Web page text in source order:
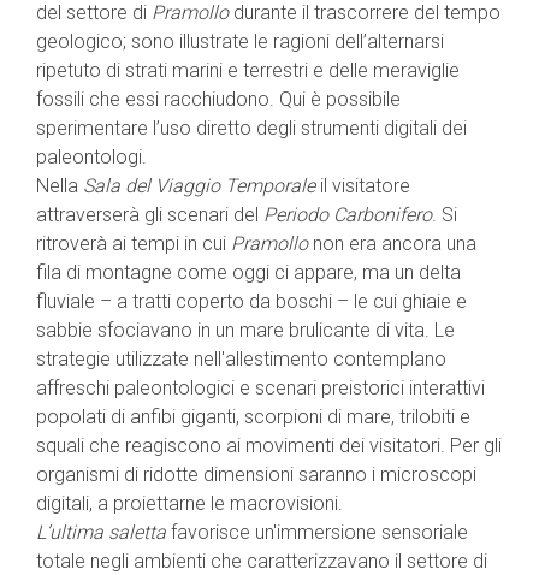
del settore di Pramollodurante il trascorrere del tempo
geologico; sono illustrate le ragioni dell’alternarsi
ripetuto di strati marini e terrestri e delle meraviglie
fossili che essi racchiudono. Qui è possibile
sperimentare l’uso diretto degli strumenti digitali dei
paleontologi.
Nella Sala del Viaggio Temporaleil visitatore
attraverserà gli scenari del Periodo Carbonifero. Si
ritroverà ai tempi in cui Pramollo non era ancora una
fila di montagne come oggi ci appare, ma un delta
fluviale – a tratti coperto da boschi – le cui ghiaie e
sabbie sfociavano in un mare brulicante di vita. Le
strategie utilizzate nell'allestimento contemplano
affreschi paleontologici e scenari preistorici interattivi
popolati di anfibi giganti, scorpioni di mare, trilobiti e
squali che reagiscono ai movimenti dei visitatori. Per gli
organismi di ridotte dimensioni saranno i microscopi
digitali, a proiettarne le macrovisioni.
L’ultima saletta favorisce un'immersione sensoriale
totale negli ambienti che caratterizzavano il settore di